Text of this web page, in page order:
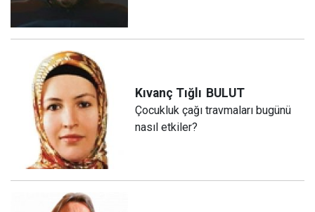
Kıvanç Tığlı BULUT
Çocukluk çağı travmaları bugünü
nasıl etkiler?